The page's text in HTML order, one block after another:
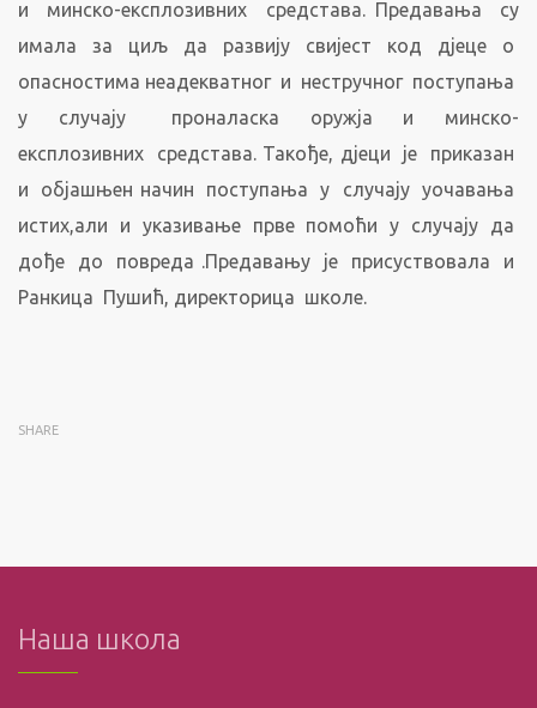
и минско-експлозивних средстава. Предавања су
имала за циљ да развију свијест код дјеце о
опасностима неадекватног и нестручног поступања
у случају проналаска оружја и минско-
експлозивних средстава. Такође, дјеци је приказан
и објашњен начин поступања у случају уочавања
истих,али и указивање прве помоћи у случају да
дође до повреда .Предавању је присуствовала и
Ранкица Пушић, директорица школе.
SHARE
Наша школа